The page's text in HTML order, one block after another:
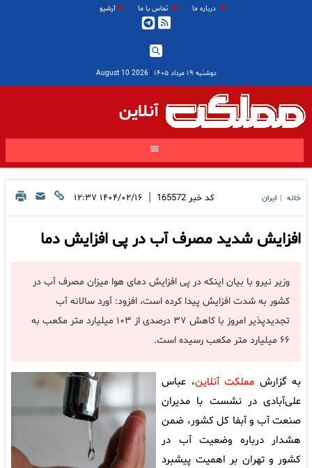
درباره ما تماس با ما آرشیو
دوشنبه ۱۹ مرداد ۱۴۰۵ |
2026 August 10
آنلاین
خانه ایران کد خبر 165572
| ۱۴۰۴/۰۲/۱۶ ۱۲:۳۷
افزایش شدید مصرف آب در پی افزایش دما
وزیر نیرو با بیان اینکه در پی افزایش دمای هوا میزان مصرف آب در
کشور به شدت افزایش پیدا کرده است، افزود: آورد سالانه آب
تجدیدپذیر امروز با کاهش ۳۷ درصدی از ۱۰۳ میلیارد متر مکعب به
۶۶ میلیارد متر مکعب رسیده است.
به گزارش مملکت آنلاین، عباس
علی‌آبادی در نشست با مدیران
صنعت آب و آبفا کل کشور، ضمن
هشدار درباره وضعیت آب در
کشور و تهران بر اهمیت پیشبرد